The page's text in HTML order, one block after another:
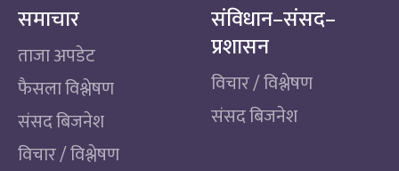
समाचार
ताजा अपडेट
फैसला विश्लेषण
संसद बिजनेश
विचार / विश्लेषण
संविधान–संसद–
प्रशासन
विचार / विश्लेषण
संसद बिजनेश